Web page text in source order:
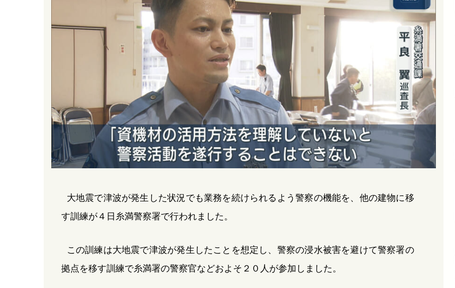
d
大地震で津波が発生した状況でも業務を続けられるよう警察の機能を、他の建物に移
す訓練が４日糸満警察署で行われました。
この訓練は大地震で津波が発生したことを想定し、警察の浸水被害を避けて警察署の
拠点を移す訓練で糸満署の警察官などおよそ２０人が参加しました。